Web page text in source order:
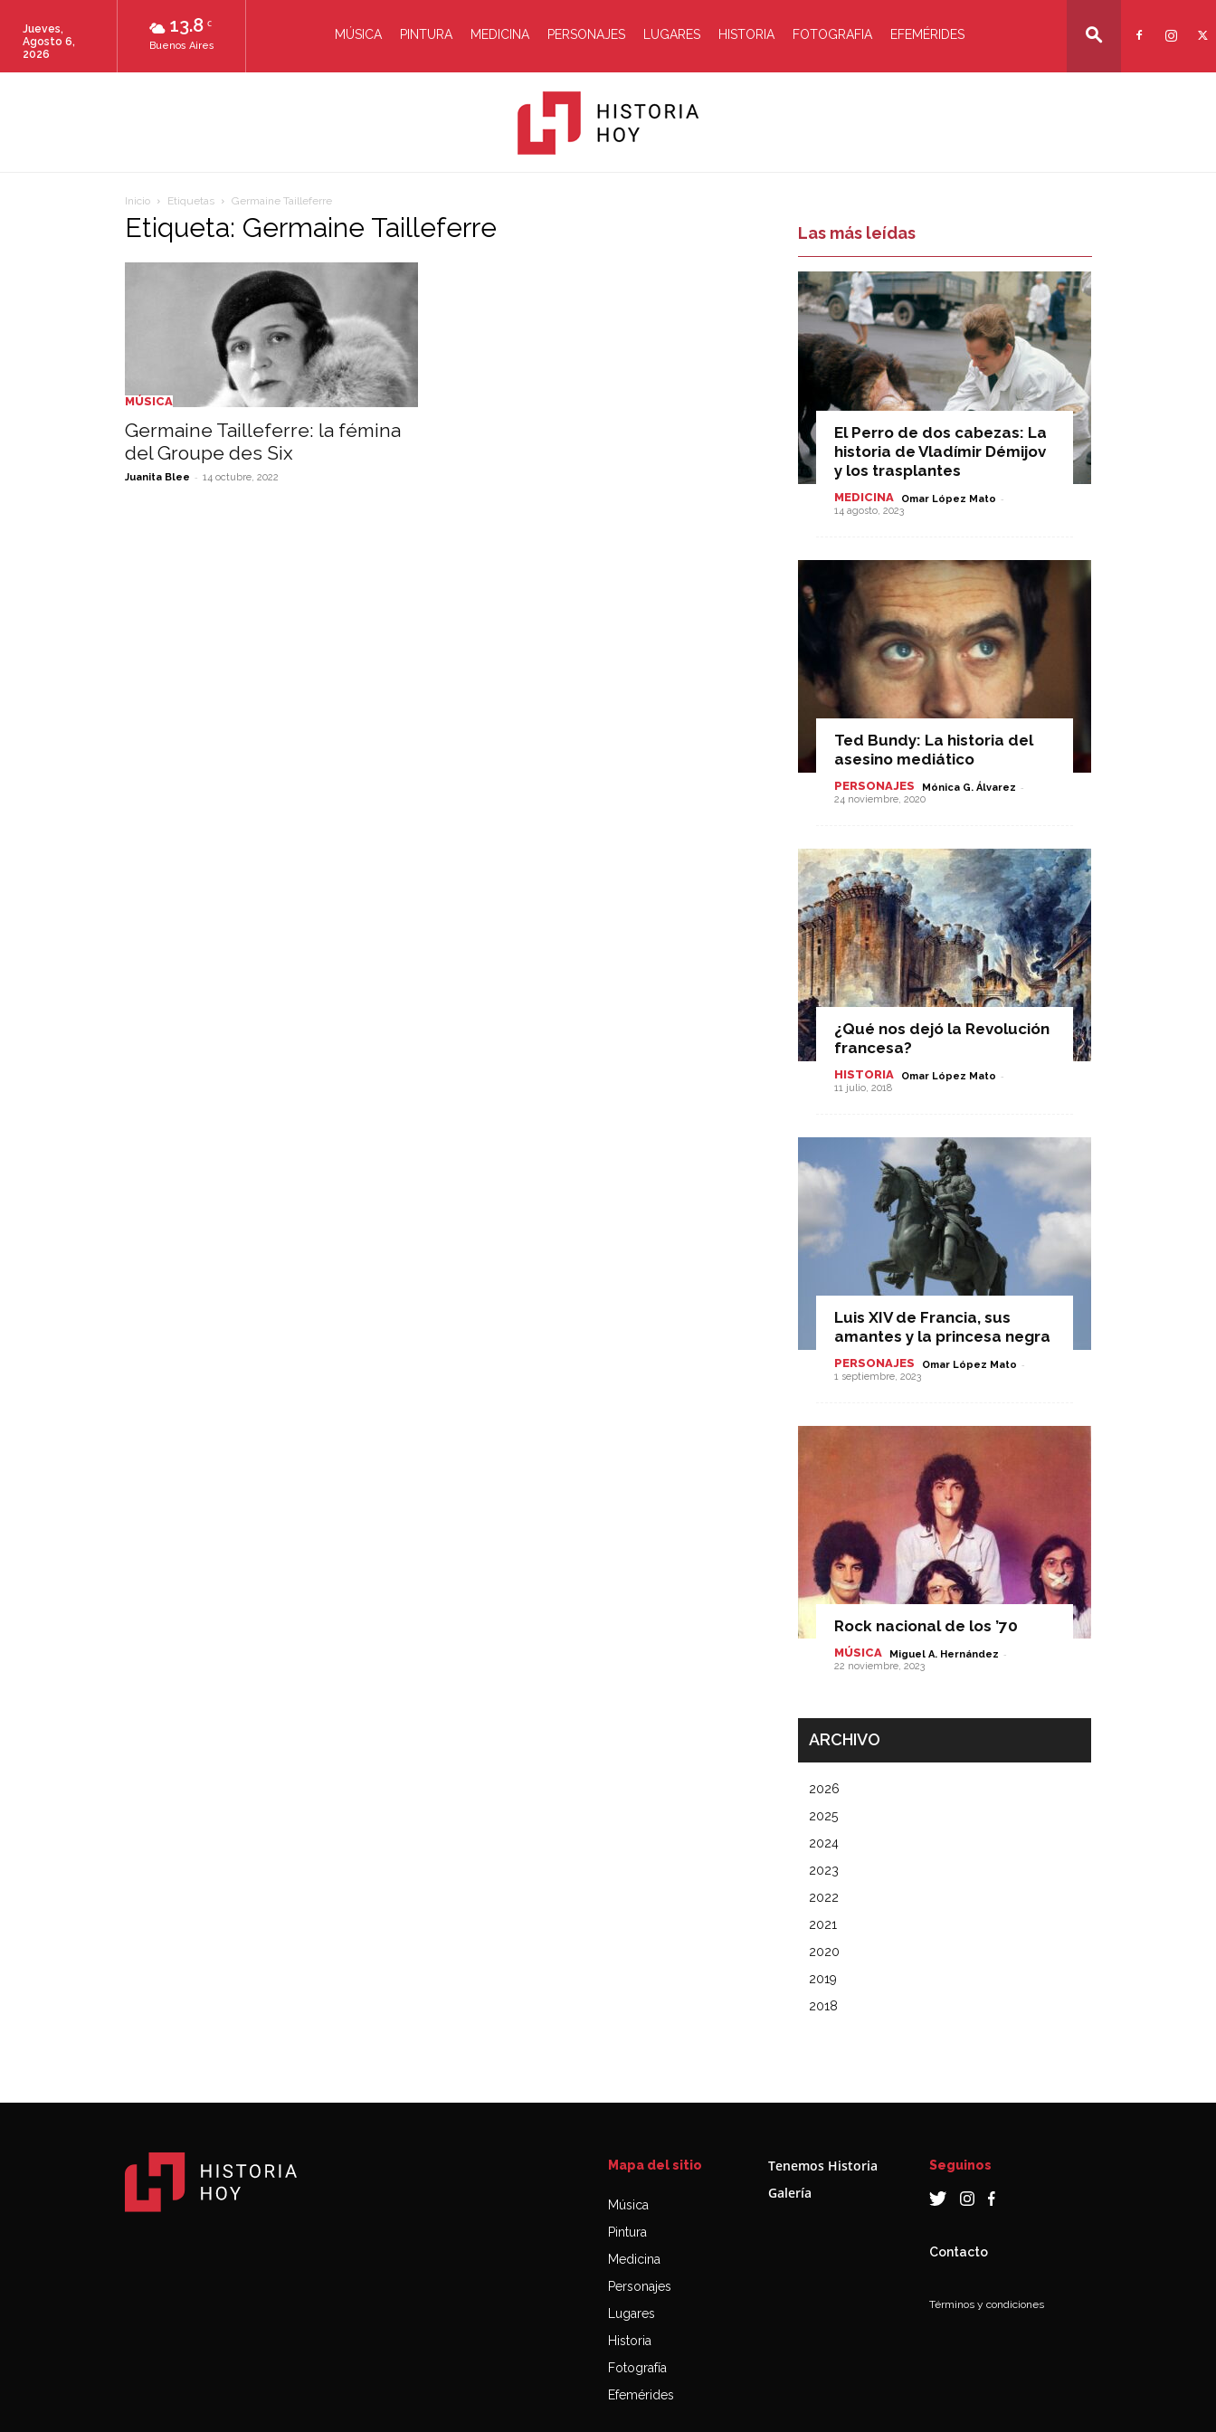
13.8 C
Buenos Aires
Jueves,
Agosto 6,
2026
MÚSICA PINTURA MEDICINA PERSONAJES LUGARES HISTORIA FOTOGRAFIA EFEMÉRIDES
Inicio Etiquetas Germaine Tailleferre
Etiqueta: Germaine Tailleferre
MÚSICA
Germaine Tailleferre: la fémina
del Groupe des Six
Juanita Blee - 14 octubre, 2022
Las más leídas
El Perro de dos cabezas: La
historia de Vladímir Démijov
y los trasplantes
MEDICINA Omar López Mato -
14 agosto, 2023
Ted Bundy: La historia del
asesino mediático
PERSONAJES Mónica G. Álvarez -
24 noviembre, 2020
¿Qué nos dejó la Revolución
francesa?
HISTORIA Omar López Mato -
11 julio, 2018
Luis XIV de Francia, sus
amantes y la princesa negra
PERSONAJES Omar López Mato -
1 septiembre, 2023
Rock nacional de los ’70
MÚSICA Miguel A. Hernández -
22 noviembre, 2023
ARCHIVO
2026
2025
2024
2023
2022
2021
2020
2019
2018
Mapa del sitio
Música
Pintura
Medicina
Personajes
Lugares
Historia
Fotografía
Efemérides
Tenemos Historia
Galería
Seguinos
Contacto
Términos y condiciones